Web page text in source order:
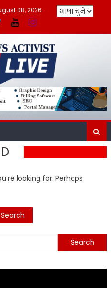
08, 2026
looking for. Perhaps